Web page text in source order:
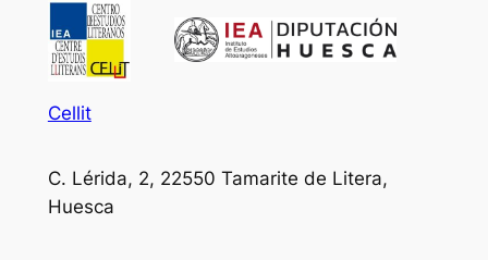
Cellit
C. Lérida, 2, 22550 Tamarite de Litera,
Huesca